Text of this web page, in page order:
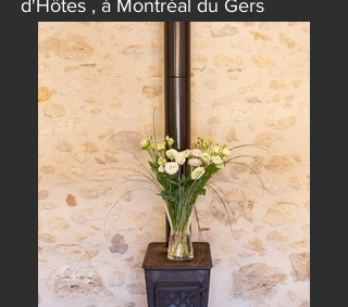
d'Hôtes , à Montréal du Gers